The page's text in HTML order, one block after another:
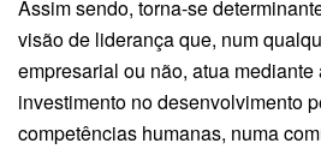
Assim sendo, torna-se
visão de liderança que, num
empresarial ou não, atua
investimento no desenvolvimento
competências humanas, numa